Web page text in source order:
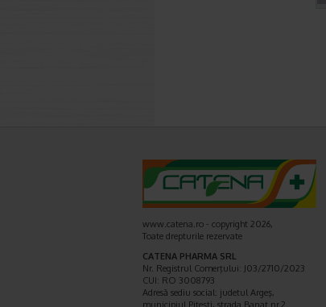
www.catena.ro - copyright 2026,
Toate drepturile rezervate
CATENA PHARMA SRL
Nr. Registrul Comerţului: J03/2710/2023
CUI: RO 3008793
Adresă sediu social: judetul Argeş,
municipiul Piteşti, strada Banat nr.2